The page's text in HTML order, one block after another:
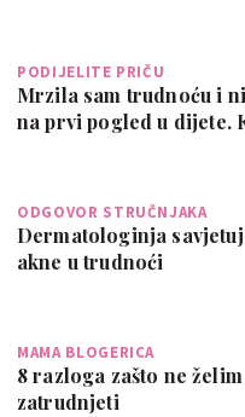
PODIJELITE PRIČU
Mrzila sam trudnoću i
na prvi pogled u dijete.
ODGOVOR STRUČNJAKA
Dermatologinja
akne u trudnoći
MAMA BLOGERICA
8 razloga zašto ne
zatrudnjeti